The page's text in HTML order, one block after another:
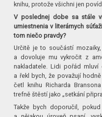
knihu, protože všichni jen
V poslednej dobe sa stále
umiestnenia v literárnych
tom niečo pravdy?
Určitě je to součástí
a dovoluje mu vykročit z
nakladatele. Lidi pořád
a řekl bych, že považují
četl knihu Richarda
trefně štěstí jako „setkání
Takže bych doporučil,